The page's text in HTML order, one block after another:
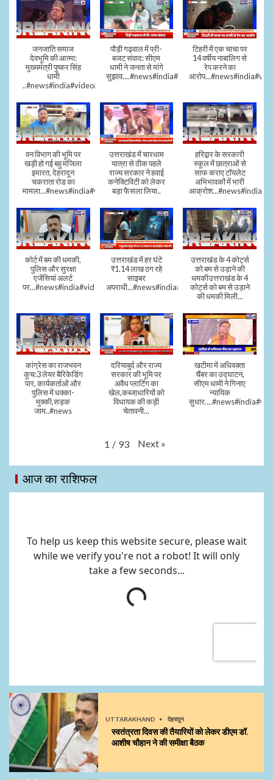
जनजाति समाज
देवभूमि की आत्मा:
मुख्यमंत्री पुष्कर सिंह
धामी
..#news#india#video#viral
पौड़ी गढ़वाल में प्री-
बजट संवाद: सीएम
धामी ने जनता से मांगे
सुझाव....#news#india#video#viral
टिहरी में एक चाचा पर
14 वर्षीय नाबालिग से
रेप करने का
वन विभाग की भूमि पर
खड़ी हो गई बहु मंजिला
इमारत, देहरादून
चकराता रोड का
मामला...#news#india#video
उत्तराखंड में चारधाम
यात्रा से ठीक पहले
राज्य सरकार ने हवाई
कनेक्टिविटी को लेकर
बड़ा फैसला लिया..
हरिद्वार के सरकारी
स्कूल में छात्राओं से
साफ कराए टॉयलेट
अभिभावकों में भारी
आक्रोश...#news#india
कोर्ट में बम की धमकी,
पुलिस और सुरक्षा
एजेंसियां अलर्ट
पर...#news#india#video#viral
उत्तराखंड में हर घंटे
₹1.14 लाख ठग रहे
साइबर
अपराधी...#news#india#video#viral
उत्तराखंड के 4 कोर्ट्स
को बम से उड़ाने की
धमकीउत्तराखंड के 4
कोर्ट्स को बम से उड़ाने
की धमकी मिली...
कांग्रेस का राजभवन
कूच:3 लेयर बैरिकेडिंग
पार, कार्यकर्ताओं और
पुलिस में धक्का-
मुक्की,सड़क
जाम..#news
दरियाबुर्द और राज्य
सरकार की भूमि पर
अवैध प्लाटिंग का
खेल,कब्जाधारियों को
विधायक की कड़ी
चेतावनी...
खटीमा में अधिवक्ता
चैंबर का उद्घाटन,
सीएम धामी ने गिनाए
न्यायिक
1 / 93 Next »
आज का राशिफल
UTTARAKHAND देहरादून
स्वतंत्रता दिवस की तैयारियों को लेकर डीएम डॉ.
आशीष चौहान ने की समीक्षा बैठक